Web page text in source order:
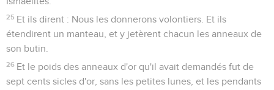
25 Et ils dirent : Nous les donnerons volontiers. Et ils
étendirent un manteau, et y jetèrent chacun les anneaux de
son butin.
26 Et le poids des anneaux d'or qu'il avait demandés fut de
sept cents sicles d'or, sans les petites lunes, et les pendants